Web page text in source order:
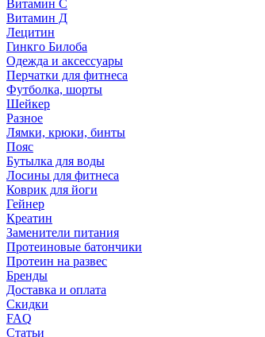
Витамин С
Витамин Д
Лецитин
Гинкго Билоба
Одежда и аксессуары
Перчатки для фитнеса
Футболка, шорты
Шейкер
Разное
Лямки, крюки, бинты
Пояс
Бутылка для воды
Лосины для фитнеса
Коврик для йоги
Гейнер
Креатин
Заменители питания
Протеиновые батончики
Протеин на развес
Бренды
Доставка и оплата
Скидки
FAQ
Статьи